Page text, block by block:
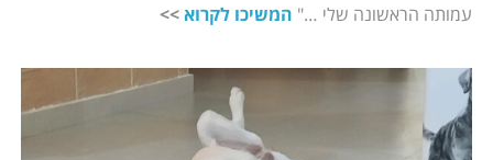
עמותה הראשונה שלי …" המשיכו לקרוא >>